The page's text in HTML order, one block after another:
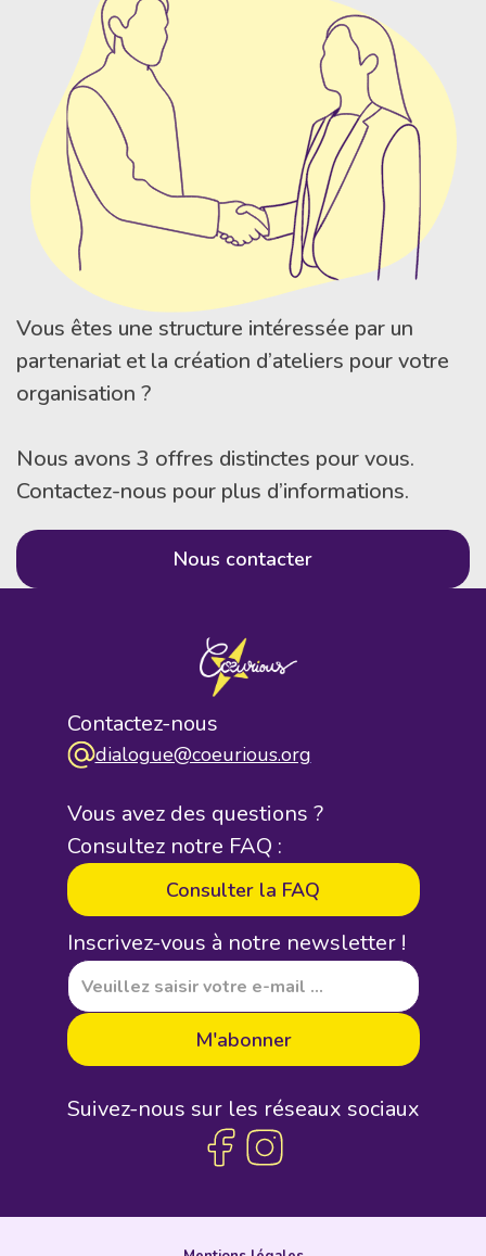
Vous êtes une structure intéressée par un
partenariat et la création d’ateliers pour votre
organisation ?
Nous avons 3 offres distinctes pour vous.
Contactez-nous pour plus d’informations.
Nous contacter
Contactez-nous
dialogue@coeurious.org
Vous avez des questions ?
Consultez notre FAQ :
Consulter la FAQ
Inscrivez-vous à notre newsletter !
Suivez-nous sur les réseaux sociaux